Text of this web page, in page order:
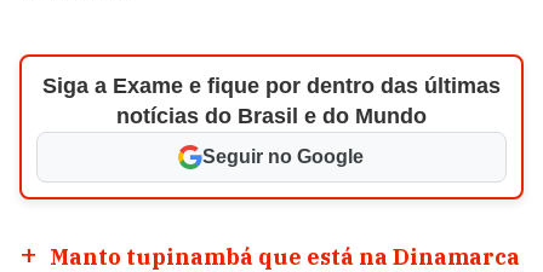
Siga a Exame e fique por dentro das últimas
notícias do Brasil e do Mundo
Seguir no Google
Manto tupinambá que está na Dinamarca